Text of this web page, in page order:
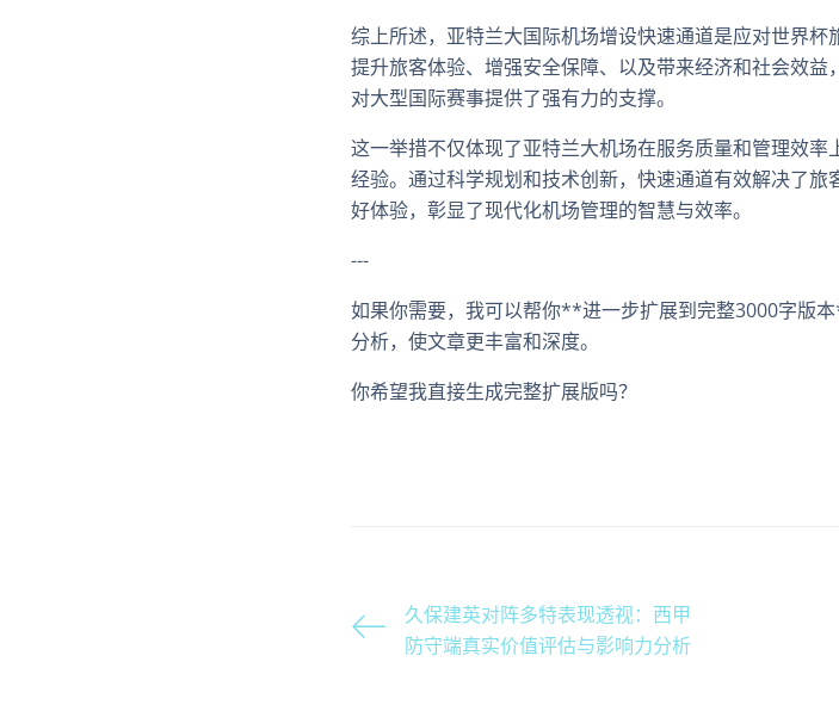
综上所述，亚特兰大国际机场增设快速通道是应对世界杯
提升旅客体验、增强安全保障、以及带来经济和社会效
对大型国际赛事提供了强有力的支撑。
这一举措不仅体现了亚特兰大机场在服务质量和管理效
经验。通过科学规划和技术创新，快速通道有效解决了
好体验，彰显了现代化机场管理的智慧与效率。
---
如果你需要，我可以帮你**进一步扩展到完整3000字版
分析，使文章更丰富和深度。
你希望我直接生成完整扩展版吗？
久保建英对阵多特表现透视：西甲
防守端真实价值评估与影响力分析